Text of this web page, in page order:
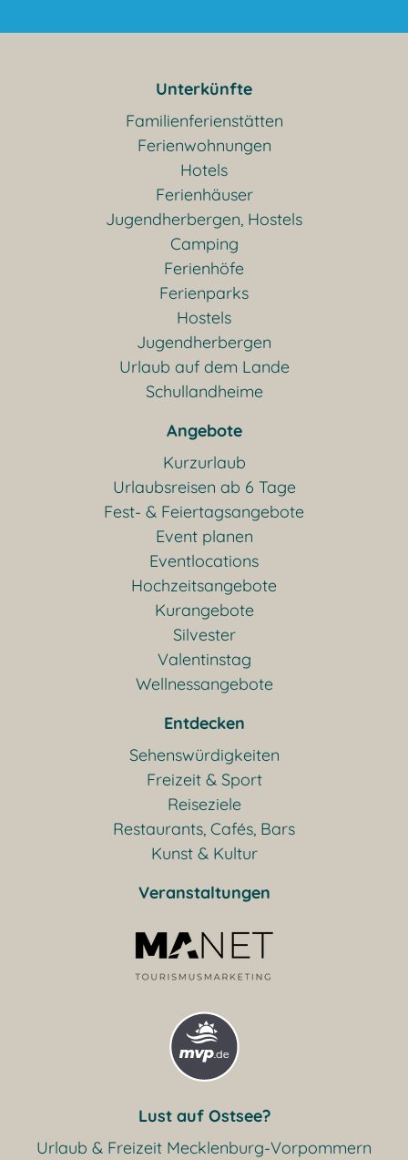
Unterkünfte
Familienferienstätten
Ferienwohnungen
Hotels
Ferienhäuser
Jugendherbergen, Hostels
Camping
Ferienhöfe
Ferienparks
Hostels
Jugendherbergen
Urlaub auf dem Lande
Schullandheime
Angebote
Kurzurlaub
Urlaubsreisen ab 6 Tage
Fest- & Feiertagsangebote
Event planen
Eventlocations
Hochzeitsangebote
Kurangebote
Silvester
Valentinstag
Wellnessangebote
Entdecken
Sehenswürdigkeiten
Freizeit & Sport
Reiseziele
Restaurants, Cafés, Bars
Kunst & Kultur
Veranstaltungen
Lust auf Ostsee?
Urlaub & Freizeit Mecklenburg-Vorpommern